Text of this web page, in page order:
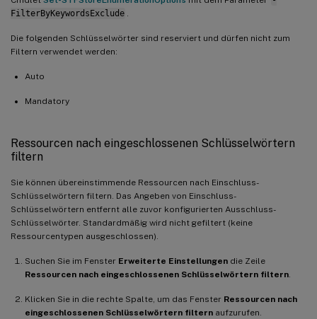
FilterByKeywordsExclude .
Die folgenden Schlüsselwörter sind reserviert und dürfen nicht zum
Filtern verwendet werden:
Auto
Mandatory
Ressourcen nach eingeschlossenen Schlüsselwörtern
filtern
Sie können übereinstimmende Ressourcen nach Einschluss-
Schlüsselwörtern filtern. Das Angeben von Einschluss-
Schlüsselwörtern entfernt alle zuvor konfigurierten Ausschluss-
Schlüsselwörter. Standardmäßig wird nicht gefiltert (keine
Ressourcentypen ausgeschlossen).
Suchen Sie im Fenster Erweiterte Einstellungen die Zeile
Ressourcen nach eingeschlossenen Schlüsselwörtern filtern.
Klicken Sie in die rechte Spalte, um das Fenster Ressourcen nach
eingeschlossenen Schlüsselwörtern filtern aufzurufen.